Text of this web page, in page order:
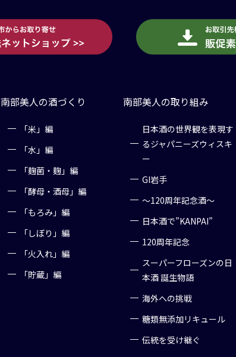
南部美人の酒づくり
「米」編
「水」編
「麹菌・麹」編
「酵母・酒母」編
「もろみ」編
「しぼり」編
「火入れ」編
「貯蔵」編
南部美人の取り組み
日本酒の世界観を表現す
るジャパニーズウィスキ
ー
GI岩手
～120周年記念酒～
日本酒で”KANPAI”
120周年記念
スーパーフローズンの日
本酒 誕生物語
海外への挑戦
糖類無添加リキュール
伝統を受け継ぐ